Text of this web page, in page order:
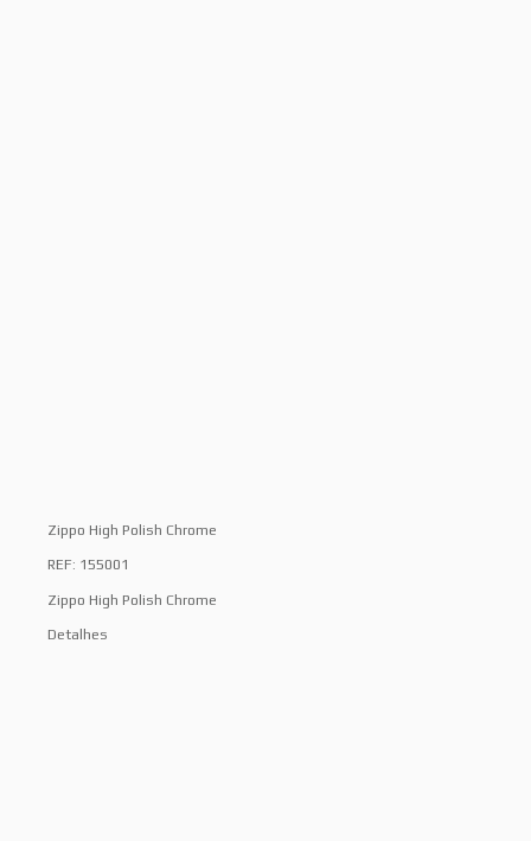
Zippo High Polish Chrome
REF: 155001
Zippo High Polish Chrome
Detalhes